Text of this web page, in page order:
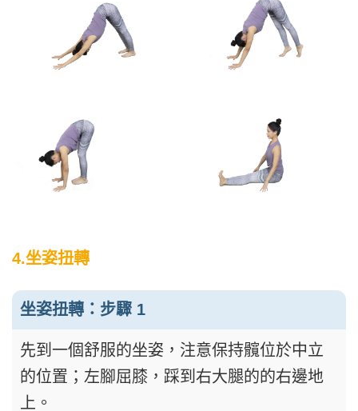
4.坐姿扭轉
坐姿扭轉：步驟 1
先到一個舒服的坐姿，注意保持髖位於中立
的位置；左腳屈膝，踩到右大腿的的右邊地
上。